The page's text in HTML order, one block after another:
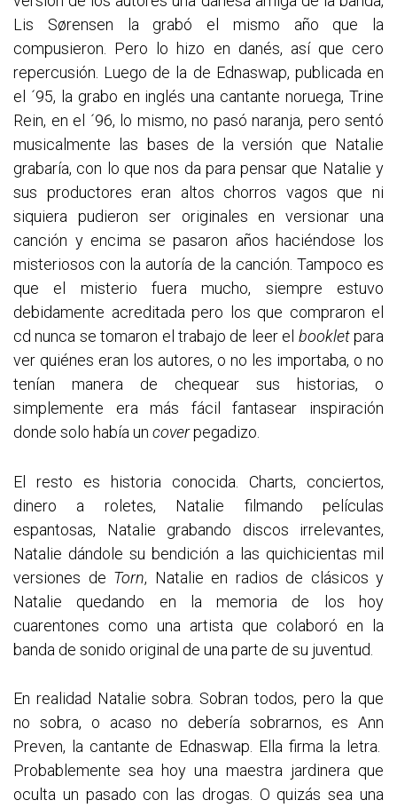
Lis Sørensen la grabó el mismo año que la
compusieron. Pero lo hizo en danés, así que cero
repercusión. Luego de la de Ednaswap, publicada en
el ´95, la grabo en inglés una cantante noruega, Trine
Rein, en el ´96, lo mismo, no pasó naranja, pero sentó
musicalmente las bases de la versión que Natalie
grabaría, con lo que nos da para pensar que Natalie y
sus productores eran altos chorros vagos que ni
siquiera pudieron ser originales en versionar una
canción y encima se pasaron años haciéndose los
misteriosos con la autoría de la canción. Tampoco es
que el misterio fuera mucho, siempre estuvo
debidamente acreditada pero los que compraron el
cd nunca se tomaron el trabajo de leer el bookletpara
ver quiénes eran los autores, o no les importaba, o no
tenían manera de chequear sus historias, o
simplemente era más fácil fantasear inspiración
donde solo había un coverpegadizo.
El resto es historia conocida. Charts, conciertos,
dinero a roletes, Natalie filmando películas
espantosas, Natalie grabando discos irrelevantes,
Natalie dándole su bendición a las quichicientas mil
versiones de Torn, Natalie en radios de clásicos y
Natalie quedando en la memoria de los hoy
cuarentones como una artista que colaboró en la
banda de sonido original de una parte de su juventud.
En realidad Natalie sobra. Sobran todos, pero la que
no sobra, o acaso no debería sobrarnos, es Ann
Preven, la cantante de Ednaswap. Ella firma la letra.
Probablemente sea hoy una maestra jardinera que
oculta un pasado con las drogas. O quizás sea una